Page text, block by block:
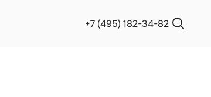
+7 (495) 182-34-82